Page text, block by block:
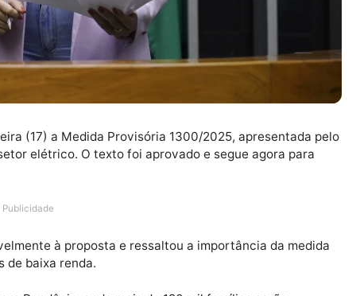
o setor elétrico. O texto foi aprovado e segue agora